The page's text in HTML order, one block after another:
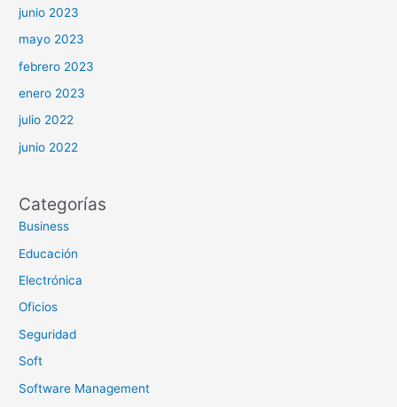
junio 2023
mayo 2023
febrero 2023
enero 2023
julio 2022
junio 2022
Categorías
Business
Educación
Electrónica
Oficios
Seguridad
Soft
Software Management